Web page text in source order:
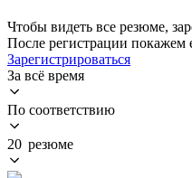
Чтобы видеть все резюме,
После регистрации покажем
Зарегистрироваться
За всё время
По соответствию
20 резюме